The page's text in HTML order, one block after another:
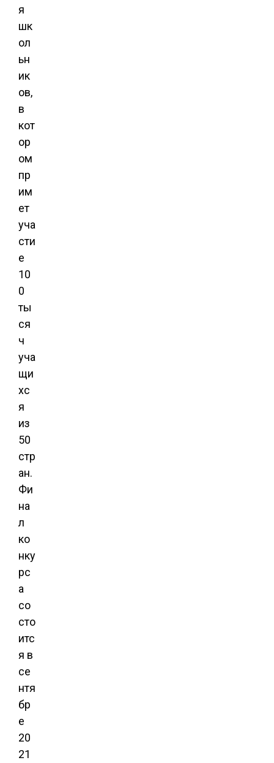
я
шк
ол
ьн
ик
ов,
в
кот
ор
ом
пр
им
ет
уча
сти
е
10
0
ты
ся
ч
уча
щи
хс
я
из
50
стр
ан.
Фи
на
л
ко
нку
рс
а
со
сто
итс
я в
се
нтя
бр
е
20
21